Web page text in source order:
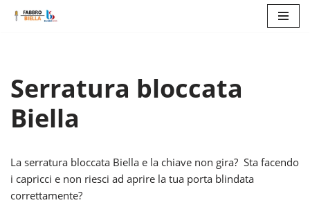
Serratura bloccata
Biella
La serratura bloccata Biella e la chiave non gira? Sta facendo
i capricci e non riesci ad aprire la tua porta blindata
correttamente?